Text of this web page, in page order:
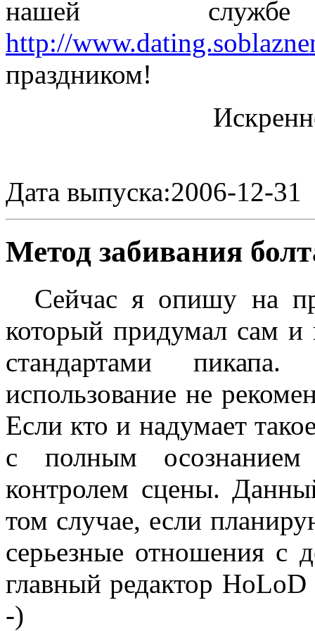
нашей
http://
праздником!
Дата выпуска:2006-12-31
Метод забивания
Сейчас я опишу на
который придумал сам и
стандартами
использование не
Если кто и надумает
с полным осознанием
контролем сцены.
том случае, если
серьезные отношения с
главный редактор
-)